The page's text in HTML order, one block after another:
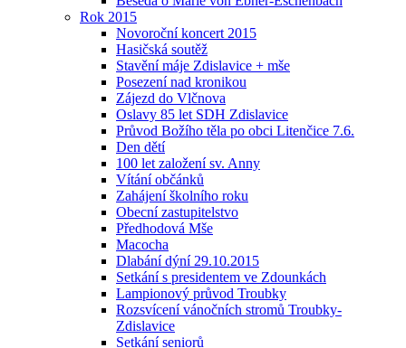
Rok 2015
Novoroční koncert 2015
Hasičská soutěž
Stavění máje Zdislavice + mše
Posezení nad kronikou
Zájezd do Vlčnova
Oslavy 85 let SDH Zdislavice
Průvod Božího těla po obci Litenčice 7.6.
Den dětí
100 let založení sv. Anny
Vítání občánků
Zahájení školního roku
Obecní zastupitelstvo
Předhodová Mše
Macocha
Dlabání dýní 29.10.2015
Setkání s presidentem ve Zdounkách
Lampionový průvod Troubky
Rozsvícení vánočních stromů Troubky-
Zdislavice
Setkání seniorů